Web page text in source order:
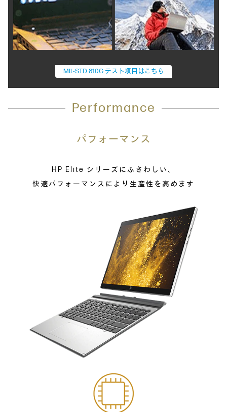
MIL-STD 810G テスト項目はこちら
Performance
パフォーマンス
HP Elite シリーズにふさわしい、
快適パフォーマンスにより生産性を高めます